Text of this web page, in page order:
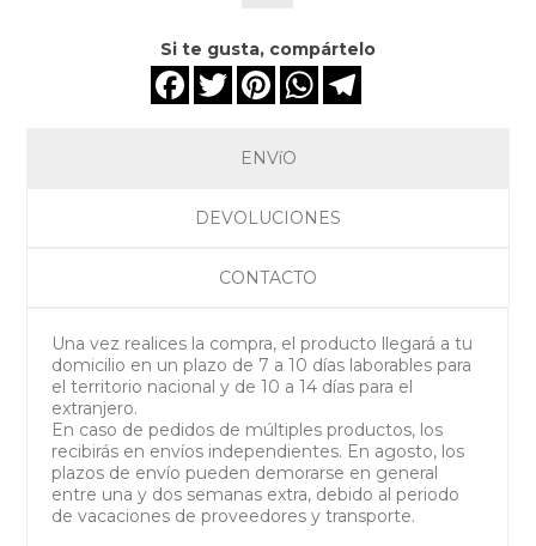
Si te gusta, compártelo
FacebookTwitter PinterestWhatsApp
ENVíO
DEVOLUCIONES
CONTACTO
Una vez realices la compra, el producto llegará a tu
domicilio en un plazo de 7 a 10 días laborables para
el territorio nacional y de 10 a 14 días para el
extranjero.
En caso de pedidos de múltiples productos, los
recibirás en envíos independientes. En agosto, los
plazos de envío pueden demorarse en general
entre una y dos semanas extra, debido al periodo
de vacaciones de proveedores y transporte.